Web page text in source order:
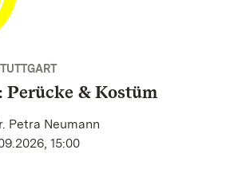
Perücke & Kostüm
Petra Neumann
15:00